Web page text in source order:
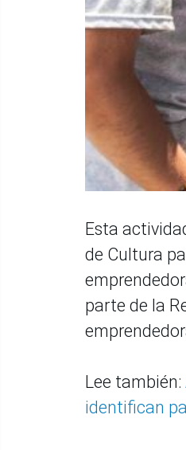
Esta
de Cultura
parte de la
Lee también:
identifican